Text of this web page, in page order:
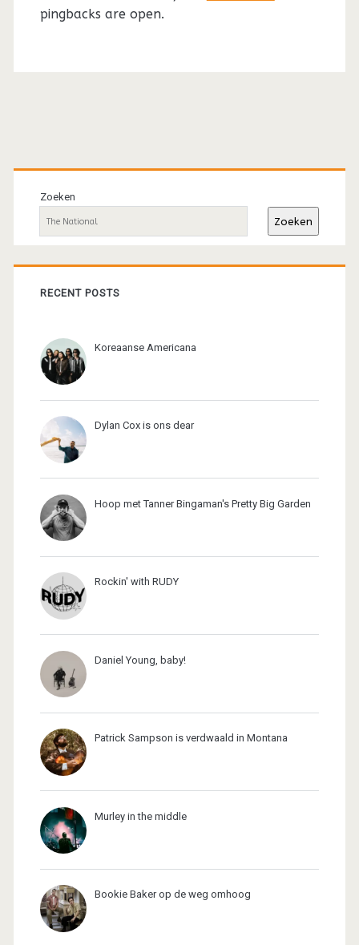
pingbacks are open.
Primaire
sidebar
Zoeken
Zoeken
RECENT POSTS
Koreaanse Americana
Dylan Cox is ons dear
Hoop met Tanner Bingaman's Pretty Big Garden
Rockin' with RUDY
Daniel Young, baby!
Patrick Sampson is verdwaald in Montana
Murley in the middle
Bookie Baker op de weg omhoog